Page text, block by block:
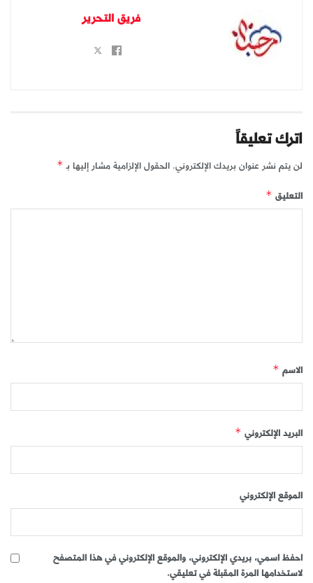
فريق التحرير
اترك تعليقاً
لن يتم نشر عنوان بريدك الإلكتروني. الحقول الإلزامية مشار إليها بـ *
التعليق *
الاسم *
البريد الإلكتروني *
الموقع الإلكتروني
احفظ اسمي، بريدي الإلكتروني، والموقع الإلكتروني في هذا المتصفح
لاستخدامها المرة المقبلة في تعليقي.